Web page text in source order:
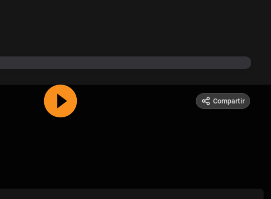
Compartir